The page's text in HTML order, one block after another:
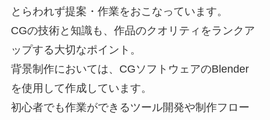
とらわれず提案・作業をおこなっています。
CGの技術と知識も、作品のクオリティをランクア
ップする⼤切なポイント。
背景制作においては、CGソフトウェアのBlender
を使用して作成しています。
初心者でも作業ができるツール開発や制作フロー